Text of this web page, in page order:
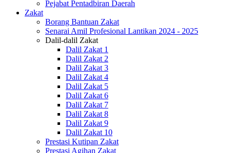
Pejabat Pentadbiran Daerah
Zakat
Borang Bantuan Zakat
Senarai Amil Profesional Lantikan 2024 - 2025
Dalil-dalil Zakat
Dalil Zakat 1
Dalil Zakat 2
Dalil Zakat 3
Dalil Zakat 4
Dalil Zakat 5
Dalil Zakat 6
Dalil Zakat 7
Dalil Zakat 8
Dalil Zakat 9
Dalil Zakat 10
Prestasi Kutipan Zakat
Prestasi Agihan Zakat